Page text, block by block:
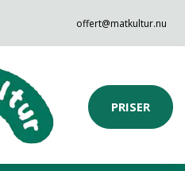
offert@matkultur.nu
PRISER